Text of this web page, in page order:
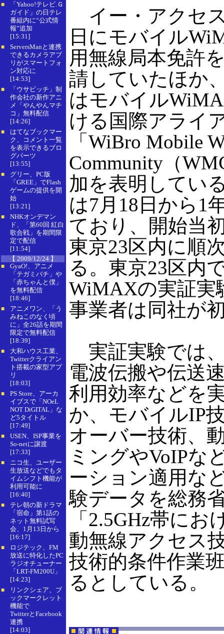
■
「Yahoo!テレビ.Ｇ
ガイド」の日テレ
番組内に“公式情
報”追加
[15:31]
■
ServersManと連携
できるカメラアプ
リがスマートフォ
ン対応に
[14:53]
■
「ウサビッチ」制
作会社の新作アニ
メ「やんやんマチ
コ」無料配信
[14:26]
■
はてなブックマー
ク、コメント一覧
を表示できるブロ
グパーツ
[13:55]
■
グリー、PC版
「GREE」でFlash
ゲームの提供を開
始
[13:21]
■
NHKオンデマン
ド、「第60回 紅白
歌合戦」を期間限
定で配信
[11:54]
【 2009/12/24 】
■
GyaO!、アニメ
「テガミバチ」や
「赤ちゃんと僕」
を無料配信
[18:46]
■
アニメワン、「う
みねこのなく頃
に」全26話を期間
限定で無料配信
[18:39]
■
大和ハウス工業、
Twitterクライアン
ト搭載の家型アプ
リ
[18:03]
■
PS Store、アーカ
イブスで「NOeL
NOT DiGITAL」な
ど5タイトル
[17:49]
■
USEN、ISP事業を
So-netに譲渡
[17:33]
■
ニコ生、ユーザー
生放送などでもタ
イムシフト機能が
利用可能に
[16:40]
■
テレ朝の新ドラマ
「宿命」第1話の
ネット無料試写
会、1月13日から
[16:17]
■
ロジテック、FM
放送に特化したPC
ラジオチューナー
「LRT-FM200U」
[14:23]
■
リンクシェア、ブ
ックマークレット
機能で
TwitterとFacebook
連携
[14:03]
イー・アクセ
日にモバイル
用無線局本免許
請していたほか
はモバイル
ける国際アライ
「WiBro Mobile
Community（
加を表明してい
は7月18日から1
ており、開始当
東京23区内に順
る。東京23区内
WiMAXの実証実
事業者は同社が
実証実験では
電波伝搬や伝送
利用効率などを
か、モバイルIP
オーバー技術、
ミングやVoIPな
ーション適用な
験データを総務
「2.5GHz帯にお
動無線アクセス
技術的条件作業
るとしている。